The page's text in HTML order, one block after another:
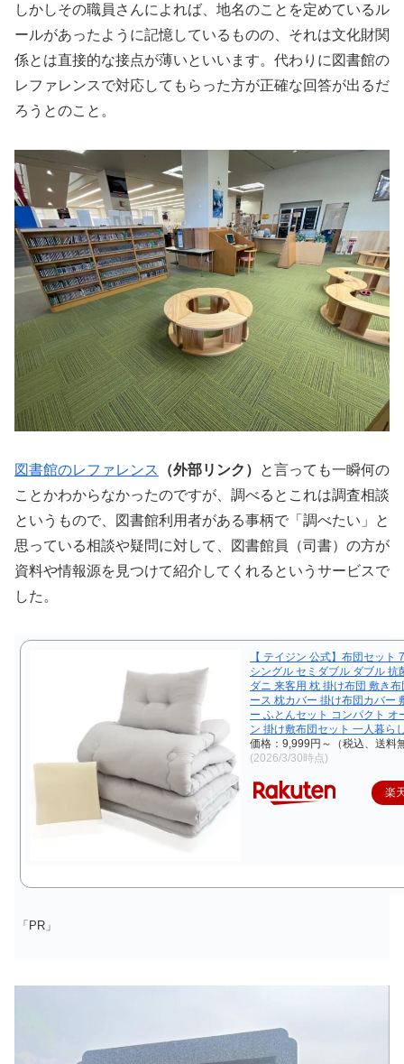
しかしその職員さんによれば、地名のことを定めているル
ールがあったように記憶しているものの、それは文化財関
係とは直接的な接点が薄いといいます。代わりに図書館の
レファレンスで対応してもらった方が正確な回答が出るだ
ろうとのこと。
図書館のレファレンス （外部リンク）
と言っても一瞬何の
ことかわからなかったのですが、調べるとこれは調査相談
というもので、図書館利用者がある事柄で「調べたい」と
思っている相談や疑問に対して、図書館員（司書）の方が
資料や情報源を見つけて紹介してくれるというサービスで
した。
【 テイジン 公式】布団セット
シングル セミダブル ダブル 抗
ダニ 来客用 枕 掛け布団 敷き
ース 枕カバー 掛け布団カバー
ー ふとんセット コンパクト オ
ン 掛け敷布団セット 一人暮ら
価格：9,999円～（税込、送料
(2026/3/30時点)
楽
「PR」